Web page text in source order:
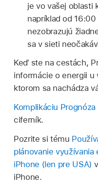
je vo vašej oblasti
napríklad od
nezobrazujú
sa v sieti
Keď ste na cestách,
informácie o energii u
ktorom sa nachádza
Komplikáciu Prognóza
ciferník.
Pozrite si tému
plánovanie
iPhone (len pre USA)
iPhone.